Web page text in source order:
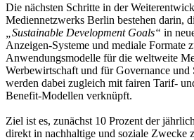
Die nächsten Schritte in der
Mediennetzwerks Berlin bestehen darin,
„Sustainable Development Goals“ in
Anzeigen-Systeme und mediale Formate
Anwendungsmodelle für die weltweite
Werbewirtschaft und für Governance
werden dabei zugleich mit fairen Tarif-
Benefit-Modellen verknüpft.
Ziel ist es, zunächst 10 Prozent der
direkt in nachhaltige und soziale Zwecke